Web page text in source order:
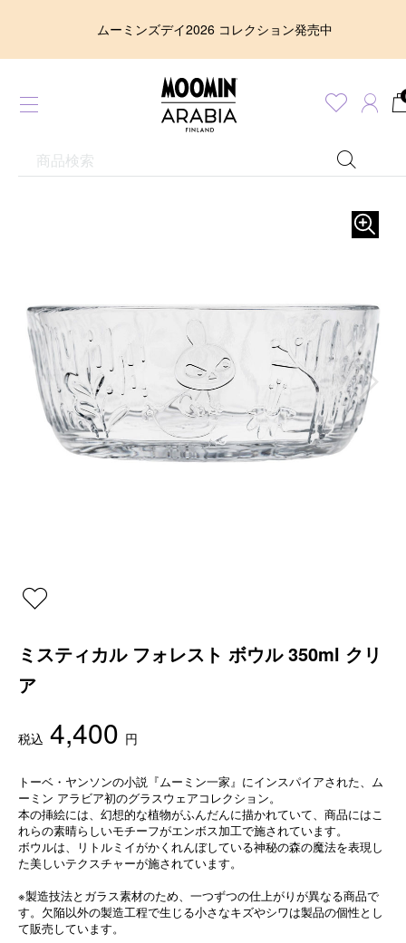
ムーミンズデイ2026 コレクション発売中
ミスティカル フォレスト ボウル 350ml クリ
ア
税込 4,400 円
トーベ・ヤンソンの小説『ムーミン一家』にインスパイアされた、ム
ーミン アラビア初のグラスウェアコレクション。
本の挿絵には、幻想的な植物がふんだんに描かれていて、商品にはこ
れらの素晴らしいモチーフがエンボス加工で施されています。
ボウルは、リトルミイがかくれんぼしている神秘の森の魔法を表現し
た美しいテクスチャーが施されています。
※製造技法とガラス素材のため、一つずつの仕上がりが異なる商品で
す。欠陥以外の製造工程で生じる小さなキズやシワは製品の個性とし
て販売しています。